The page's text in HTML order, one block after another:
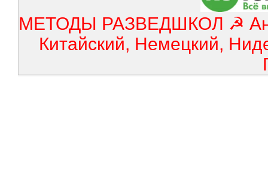
МЕТОДЫ РАЗВЕДШКОЛ ☭
Китайский, Немецкий,